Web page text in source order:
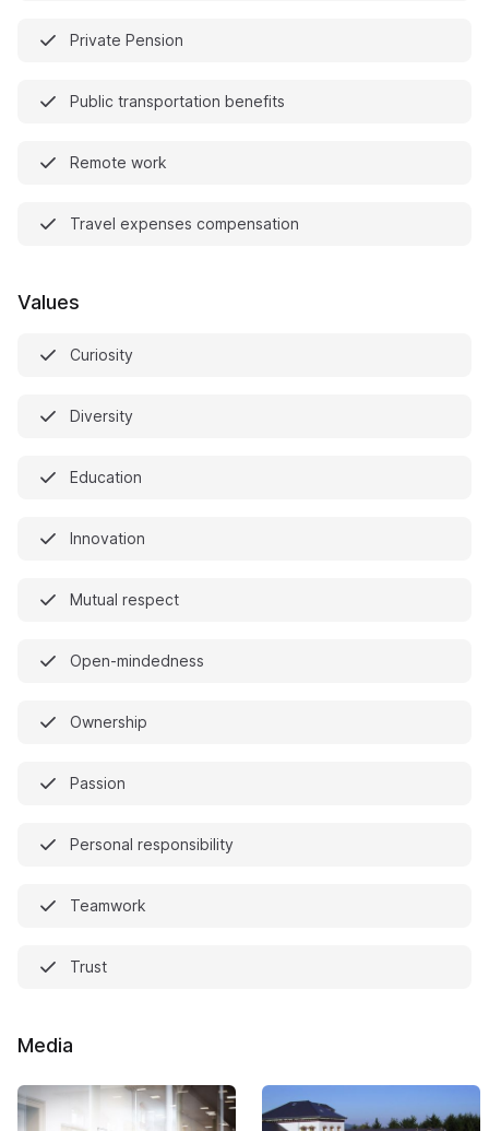
Private Pension
Public transportation benefits
Remote work
Travel expenses compensation
Values
Curiosity
Diversity
Education
Innovation
Mutual respect
Open-mindedness
Ownership
Passion
Personal responsibility
Teamwork
Trust
Media